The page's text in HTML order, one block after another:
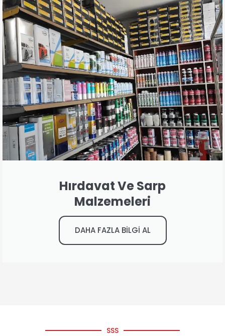
Hırdavat Ve Sarp
Malzemeleri
DAHA FAZLA BİLGİ AL
SSS